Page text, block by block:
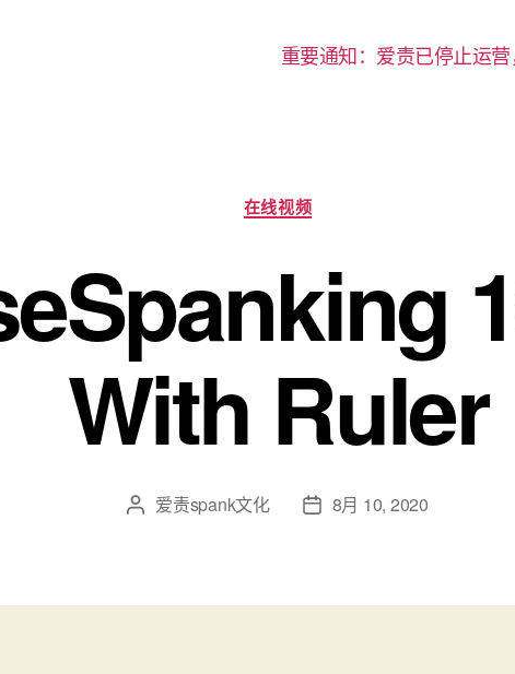
重要通知：爱责已停止运
分
类
在线视频
With Ruler
文 爱责spank文化
发 8月 10, 2020